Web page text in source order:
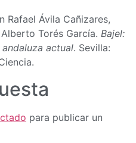
Rafael Ávila Cañizares,
Torés García. Bajel:
actual. Sevilla:
para publicar un